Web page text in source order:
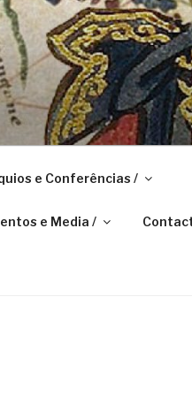
e Conferências /
e Media /